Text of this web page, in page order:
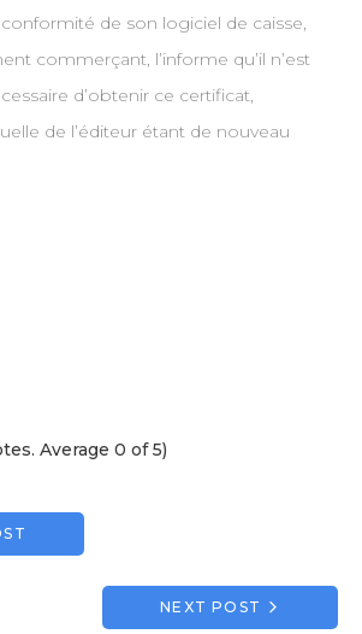
de son logiciel de caisse,
commerçant, l’informe qu’il n’est
d’obtenir ce certificat,
de l’éditeur étant de nouveau
. Average 0 of 5)
NEXT POST